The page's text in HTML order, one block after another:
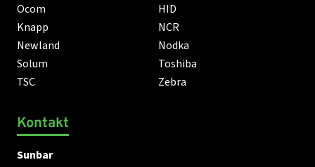
Kontakt
Sunbar
Ocom
HID
Knapp
NCR
Newland
Nodka
Solum
Toshiba
TSC
Zebra